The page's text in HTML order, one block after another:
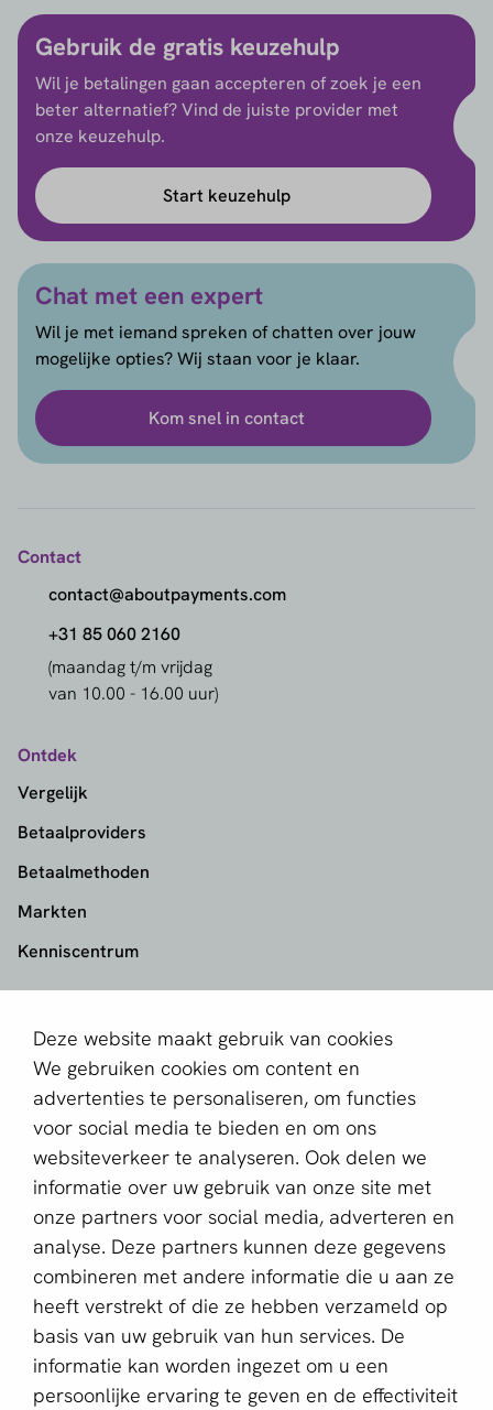
Deze website maakt gebruik van cookies
We gebruiken cookies om content en
advertenties te personaliseren, om functies
voor social media te bieden en om ons
websiteverkeer te analyseren. Ook delen we
informatie over uw gebruik van onze site met
onze partners voor social media, adverteren en
analyse. Deze partners kunnen deze gegevens
combineren met andere informatie die u aan ze
heeft verstrekt of die ze hebben verzameld op
basis van uw gebruik van hun services. De
informatie kan worden ingezet om u een
persoonlijke ervaring te geven en de effectiviteit
Gebruik de gratis keuzehulp
Wil je betalingen gaan accepteren of zoek je een
beter alternatief? Vind de juiste provider met
onze keuzehulp.
Start keuzehulp
Chat met een expert
Wil je met iemand spreken of chatten over jouw
mogelijke opties? Wij staan voor je klaar.
Kom snel in contact
Contact
contact@aboutpayments.com
+31 85 060 2160
(maandag t/m vrijdag
van 10.00 - 16.00 uur)
Ontdek
Vergelijk
Betaalproviders
Betaalmethoden
Markten
Kenniscentrum
Contact
Over ons
Partner worden
Schrijf je in voor de nieuwsbrief
E-mailadres *
Deze website wordt beschermd door reCAPTCHA en het
Privacybeleid en deServicevoorwaarden van Google zijn
van toepassing.